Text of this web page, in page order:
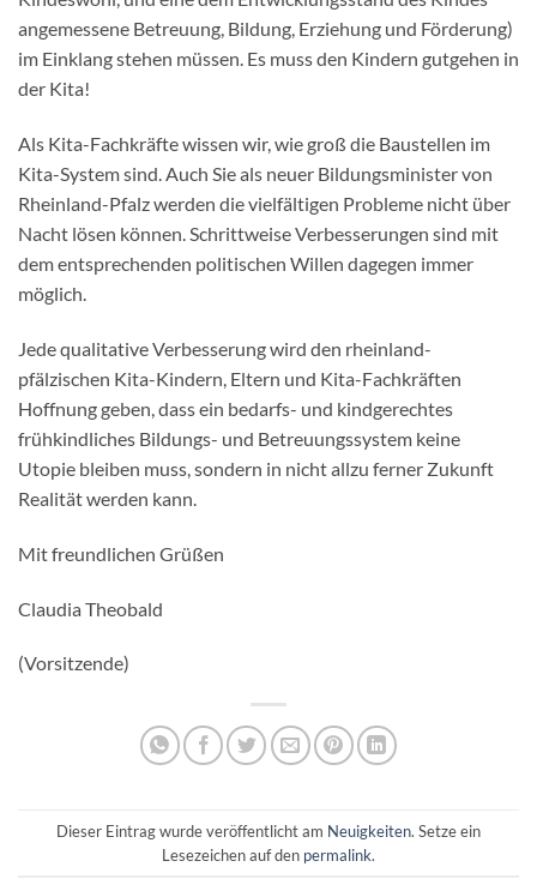
angemessene Betreuung, Bildung, Erziehung und Förderung)
im Einklang stehen müssen. Es muss den Kindern gutgehen in
der Kita!
Als Kita-Fachkräfte wissen wir, wie groß die Baustellen im
Kita-System sind. Auch Sie als neuer Bildungsminister von
Rheinland-Pfalz werden die vielfältigen Probleme nicht über
Nacht lösen können. Schrittweise Verbesserungen sind mit
dem entsprechenden politischen Willen dagegen immer
möglich.
Jede qualitative Verbesserung wird den rheinland-
pfälzischen Kita-Kindern, Eltern und Kita-Fachkräften
Hoffnung geben, dass ein bedarfs- und kindgerechtes
frühkindliches Bildungs- und Betreuungssystem keine
Utopie bleiben muss, sondern in nicht allzu ferner Zukunft
Realität werden kann.
Mit freundlichen Grüßen
Claudia Theobald
(Vorsitzende)
Dieser Eintrag wurde veröffentlicht am Neuigkeiten. Setze ein
Lesezeichen auf den permalink.